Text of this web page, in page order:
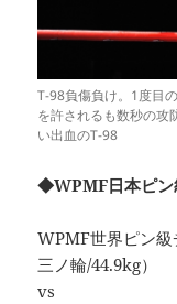
T-98負傷負け。1度目
を許されるも数秒の攻
い出血のT-98
◆WPMF日本ピン
WPMF世界ピン
三ノ輪/44.9kg）
vs